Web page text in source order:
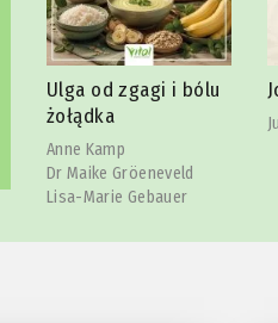
Joga szczęki
Julia Reindl